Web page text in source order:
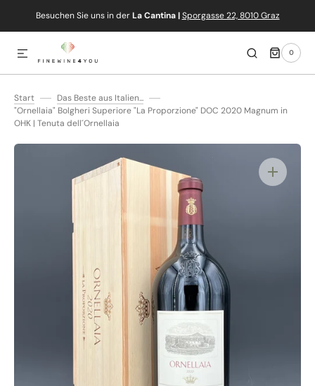
ZUM INHALT
Besuchen Sie uns in derLa Cantina | Sporgasse 22, 8010 Graz
0
0
ARTIKEL
Start
Das Beste aus Italien...
"Ornellaia" Bolgheri Superiore "La Proporzione" DOC 2020 Magnum in
OHK | Tenuta dell´Ornellaia
Medien
1
Galerieansicht
öffnen